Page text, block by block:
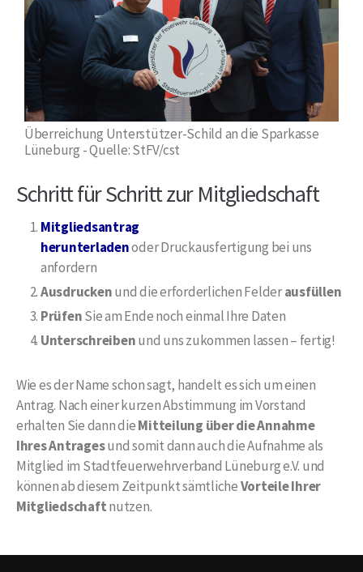
Überreichung Unterstützer-Schild an die Sparkasse
Lüneburg - Quelle: StFV/cst
Schritt für Schritt zur Mitgliedschaft
Mitgliedsantrag
herunterladenoder Druckausfertigung bei uns
anfordern
Ausdruckenund die erforderlichen Felderausfüllen
PrüfenSie am Ende noch einmal Ihre Daten
Unterschreibenund uns zukommen lassen – fertig!
Wie es der Name schon sagt, handelt es sich um einen
Antrag. Nach einer kurzen Abstimmung im Vorstand
erhalten Sie dann dieMitteilung über die Annahme
Ihres Antragesund somit dann auch die Aufnahme als
Mitglied im Stadtfeuerwehrverband Lüneburg e.V. und
können ab diesem Zeitpunkt sämtlicheVorteile Ihrer
Mitgliedschaftnutzen.